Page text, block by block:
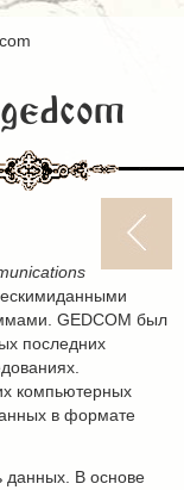
GEDCOM был
последних
компьютерных
в формате
данных. В основе